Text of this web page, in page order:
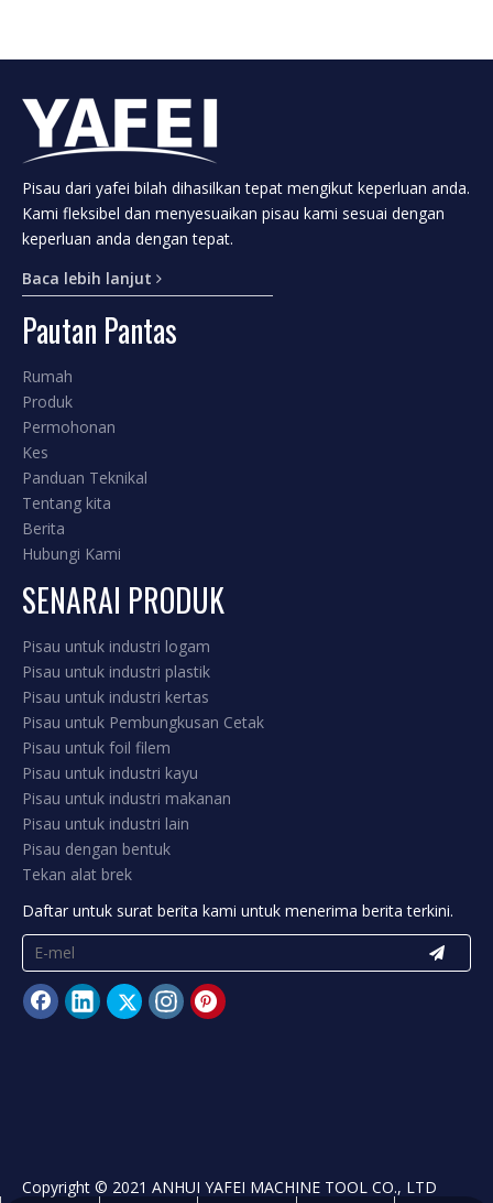
Pisau dari yafei bilah dihasilkan tepat mengikut keperluan anda.
Kami fleksibel dan menyesuaikan pisau kami sesuai dengan
keperluan anda dengan tepat.
Baca lebih lanjut
Pautan Pantas
Rumah
Produk
Permohonan
Kes
Panduan Teknikal
Tentang kita
Berita
Hubungi Kami
SENARAI PRODUK
Pisau untuk industri logam
Pisau untuk industri plastik
Pisau untuk industri kertas
Pisau untuk Pembungkusan Cetak
Pisau untuk foil filem
Pisau untuk industri kayu
Pisau untuk industri makanan
Pisau untuk industri lain
Pisau dengan bentuk
Tekan alat brek
Daftar untuk surat berita kami untuk menerima berita terkini.
Copyright © 2021 ANHUI YAFEI MACHINE TOOL CO., LTD